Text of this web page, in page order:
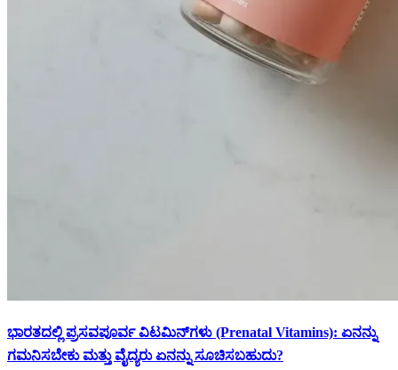
ಭಾರತದಲ್ಲಿ ಪ್ರಸವಪೂರ್ವ ವಿಟಮಿನ್‌ಗಳು (Prenatal Vitamins): ಏನನ್ನು
ಗಮನಿಸಬೇಕು ಮತ್ತು ವೈದ್ಯರು ಏನನ್ನು ಸೂಚಿಸಬಹುದು?